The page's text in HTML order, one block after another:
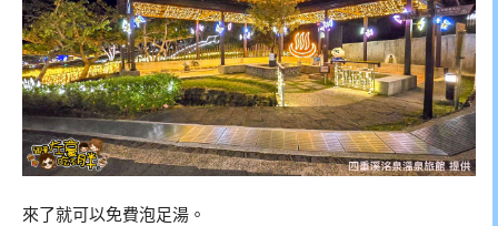
來了就可以免費泡足湯。